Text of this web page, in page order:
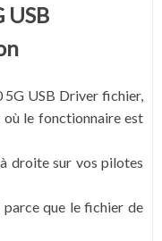
USB
5G USB Driver fichier,
le fonctionnaire est
droite sur vos pilotes
que le fichier de